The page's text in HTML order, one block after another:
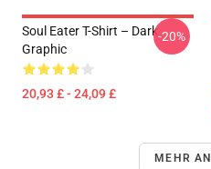
Soul Eater T-Shirt – Dark
Graphic
20,93 £ - 24,09 £
-20%
MEHR